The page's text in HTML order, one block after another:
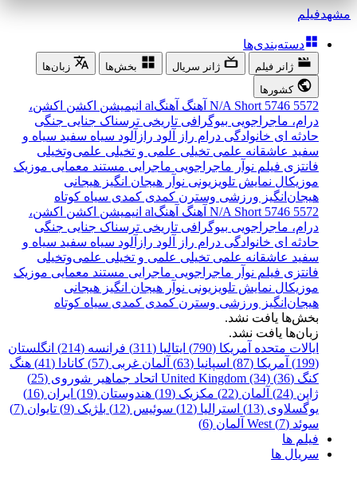
مشهدفیلم
دسته‌بندی‌ها
ژانر فیلم ژانر سریال بخش‌ها
زبان‌ها
کشورها
5572
5746
N/A Short آهنگ آهنگal انیمیشن اکشن اکشن،
درام، ماجراجویی بیوگرافی تاریخی ترسناک جنایی جنگی
حادثه ای خانوادگی درام راز آلود رازآلود سیاه سفید سیاه و
سفید عاشقانه علمی تخیلی علمی و تخیلی علمی‌و‌تخیلی
فانتزی فیلم نوآر ماجراجویی ماجرایی مستند معمایی موزیک
موزیکال نمایش تلویزیونی نوآر هیجان انگیز هیجانی
هیجان‌انگیز ورزشی وسترن کمدی کمدی سیاه کوتاه
5572
5746
N/A Short آهنگ آهنگal انیمیشن اکشن اکشن،
درام، ماجراجویی بیوگرافی تاریخی ترسناک جنایی جنگی
حادثه ای خانوادگی درام راز آلود رازآلود سیاه سفید سیاه و
سفید عاشقانه علمی تخیلی علمی و تخیلی علمی‌و‌تخیلی
فانتزی فیلم نوآر ماجراجویی ماجرایی مستند معمایی موزیک
موزیکال نمایش تلویزیونی نوآر هیجان انگیز هیجانی
هیجان‌انگیز ورزشی وسترن کمدی کمدی سیاه کوتاه
بخش‌ها یافت نشد.
زبان‌ها یافت نشد.
ایالات متحده آمریکا (790)
ایتالیا (311) فرانسه (214)
انگلستان
(199)
آمریکا (87) اسپانیا (63) آلمان غربی (57) کانادا (41)
هنگ
کنگ (36)
United Kingdom (34) اتحاد جماهیر شوروی (25)
ژاپن (24)
آلمان (22) مکزیک (19) هندوستان (19)
ایران (16)
یوگسلاوی (13)
استرالیا (12) سوئیس (12) بلژیک (9)
تایوان (7)
سوئد (7)
West آلمان (6)
فیلم ها
سریال ها